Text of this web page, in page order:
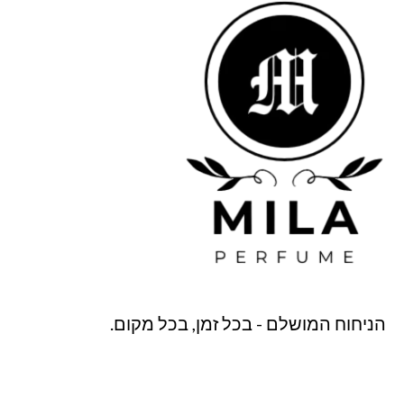
הניחוח המושלם - בכל זמן, בכל מקום.